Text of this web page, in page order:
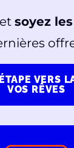
soyez
VERS
VOS RÊVES